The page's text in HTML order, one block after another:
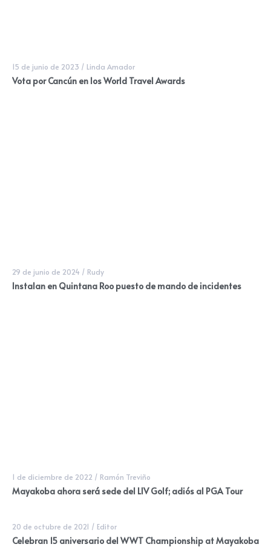
15 de junio de 2023 / Linda Amador
Vota por Cancún en los World Travel Awards
29 de junio de 2024 / Rudy
Instalan en Quintana Roo puesto de mando de incidentes
1 de diciembre de 2022 / Ramón Treviño
Mayakoba ahora será sede del LIV Golf; adiós al PGA Tour
20 de octubre de 2021 / Editor
Celebran 15 aniversario del WWT Championship at Mayakoba